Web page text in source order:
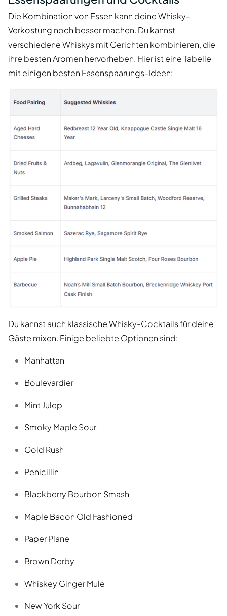
Die Kombination von Essen kann deine Whisky-
Verkostung noch besser machen. Du kannst
verschiedene Whiskys mit Gerichten kombinieren, die
ihre besten Aromen hervorheben. Hier ist eine Tabelle
mit einigen besten Essenspaarungs-Ideen:
Du kannst auch klassische Whisky-Cocktails für deine
Gäste mixen. Einige beliebte Optionen sind:
Manhattan
Boulevardier
Mint Julep
Smoky Maple Sour
Gold Rush
Penicillin
Blackberry Bourbon Smash
Maple Bacon Old Fashioned
Paper Plane
Brown Derby
Whiskey Ginger Mule
New York Sour